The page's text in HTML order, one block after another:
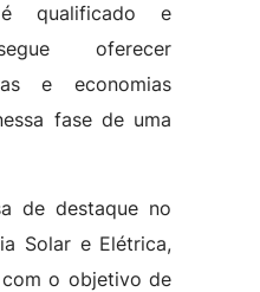
qualificado e
oferecer
e economias
fase de uma
de destaque no
Solar e Elétrica,
o objetivo de